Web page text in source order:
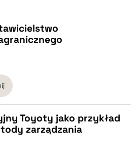
Toyoty jako przykład
zarządzania